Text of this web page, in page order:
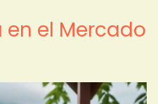
en el Mercado